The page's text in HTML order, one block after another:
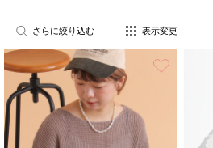
さらに絞り込む 表示変更